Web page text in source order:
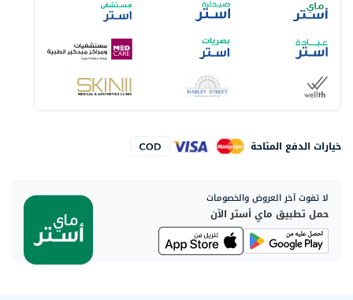
خيارات الدفع المتاحة
لا تفوت آخر العروض والخصومات
حمل تطبيق ماي أستر الآن